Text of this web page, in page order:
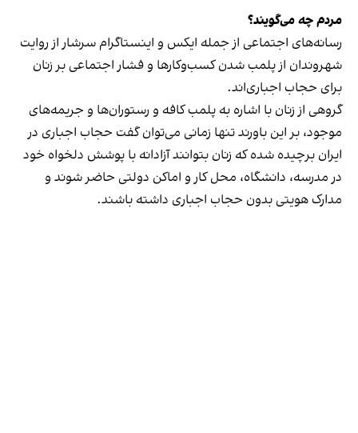
مردم چه می‌گویند؟
رسانه‎‌های اجتماعی از جمله ایکس و اینستاگرام سرشار از روایت
شهروندان از پلمب شدن کسب‌وکارها و فشار اجتماعی بر زنان
برای حجاب اجباری‌اند.
گروهی از زنان با اشاره به پلمب کافه و رستوران‌ها و جریمه‌های
موجود، بر این باورند تنها زمانی می‌توان گفت حجاب اجباری در
ایران برچیده شده که زنان بتوانند آزادانه با پوشش دلخواه خود
در مدرسه، دانشگاه، محل کار و اماکن دولتی حاضر شوند و
مدارک هویتی بدون حجاب اجباری داشته باشند.